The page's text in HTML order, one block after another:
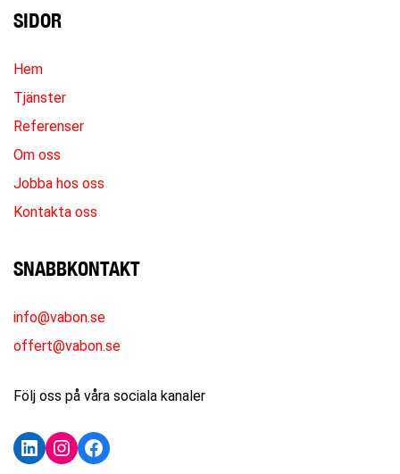
SIDOR
Hem
Tjänster
Referenser
Om oss
Jobba hos oss
Kontakta oss
SNABBKONTAKT
info@vabon.se
offert@vabon.se
Följ oss på våra sociala kanaler
LinkedIn
Instagram
Facebook